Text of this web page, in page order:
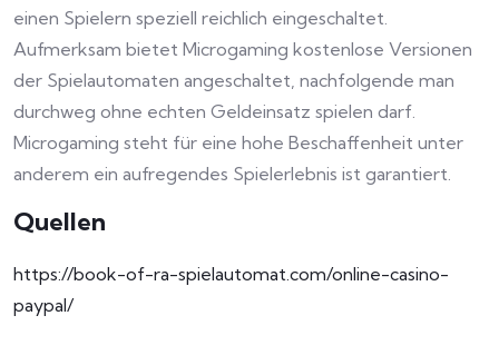
einen Spielern speziell reichlich eingeschaltet.
Aufmerksam bietet Microgaming kostenlose Versionen
der Spielautomaten angeschaltet, nachfolgende man
durchweg ohne echten Geldeinsatz spielen darf.
Microgaming steht für eine hohe Beschaffenheit unter
anderem ein aufregendes Spielerlebnis ist garantiert.
Quellen
https://book-of-ra-spielautomat.com/online-casino-
paypal/